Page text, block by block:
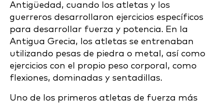
Antigüedad, cuando los atletas y los
guerreros desarrollaron ejercicios específicos
para desarrollar fuerza y potencia. En la
Antigua Grecia, los atletas se entrenaban
utilizando pesas de piedra o metal, así como
ejercicios con el propio peso corporal, como
flexiones, dominadas y sentadillas.
Uno de los primeros atletas de fuerza más